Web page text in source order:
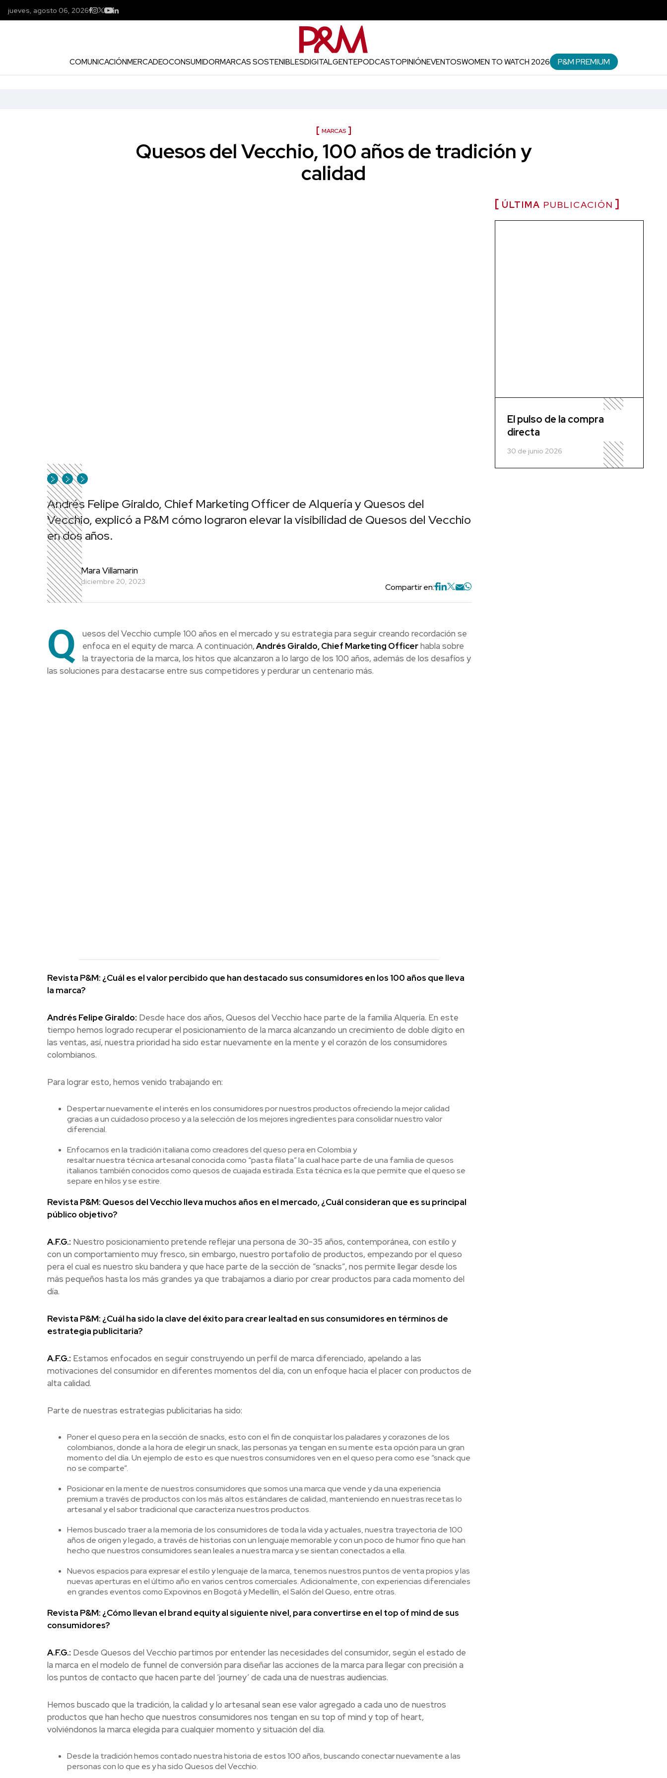
jueves, agosto 06, 2026
COMUNICACIÓNMERCADEOCONSUMIDORMARCAS SOSTENIBLESDIGITALGENTEPODCASTOPINIÓNEVENTOSWOMEN TO WATCH 2026 P&M PREMIUM
MARCAS
Quesos del Vecchio, 100 años de tradición y
calidad
Andrés Felipe Giraldo, Chief Marketing Officer de Alquería y Quesos del
Vecchio, explicó a P&M cómo lograron elevar la visibilidad de Quesos del Vecchio
en dos años.
Mara Villamarin
diciembre 20, 2023
Compartir en:
Q
uesos del Vecchio cumple 100 años en el mercado y su estrategia para seguir creando recordación se
enfoca en el equity de marca. A continuación,Andrés Giraldo, Chief Marketing Officerhabla sobre
la trayectoria de la marca, los hitos que alcanzaron a lo largo de los 100 años, además de los desafíos y
las soluciones para destacarse entre sus competidores y perdurar un centenario más.
Revista P&M: ¿Cuál es el valor percibido que han destacado sus consumidores en los 100 años que lleva
la marca?
Andrés Felipe Giraldo: Desde hace dos años, Quesos del Vecchio hace parte de la familia Alquería. En este
tiempo hemos logrado recuperar el posicionamiento de la marca alcanzando un crecimiento de doble dígito en
las ventas, así, nuestra prioridad ha sido estar nuevamente en la mente y el corazón de los consumidores
colombianos.
Para lograr esto, hemos venido trabajando en:
Despertar nuevamente el interés en los consumidores por nuestros productos ofreciendo la mejor calidad
gracias a un cuidadoso proceso y a la selección de los mejores ingredientes para consolidar nuestro valor
diferencial.
Enfocarnos en la tradición italiana como creadores del queso pera en Colombia y
resaltar nuestra técnica artesanal conocida como “pasta filata” la cual hace parte de una familia de quesos
italianos también conocidos como quesos de cuajada estirada. Esta técnica es la que permite que el queso se
separe en hilos y se estire.
Revista P&M: Quesos del Vecchio lleva muchos años en el mercado, ¿Cuál consideran que es su principal
público objetivo?
A.F.G.: Nuestro posicionamiento pretende reflejar una persona de 30-35 años, contemporánea, con estilo y
con un comportamiento muy fresco, sin embargo, nuestro portafolio de productos, empezando por el queso
pera el cual es nuestro sku bandera y que hace parte de la sección de “snacks”, nos permite llegar desde los
más pequeños hasta los más grandes ya que trabajamos a diario por crear productos para cada momento del
día.
Revista P&M: ¿Cuál ha sido la clave del éxito para crear lealtad en sus consumidores en términos de
estrategia publicitaria?
A.F.G.: Estamos enfocados en seguir construyendo un perfil de marca diferenciado, apelando a las
motivaciones del consumidor en diferentes momentos del día, con un enfoque hacia el placer con productos de
alta calidad.
Parte de nuestras estrategias publicitarias ha sido:
Poner el queso pera en la sección de snacks, esto con el fin de conquistar los paladares y corazones de los
colombianos, donde a la hora de elegir un snack, las personas ya tengan en su mente esta opción para un gran
momento del día. Un ejemplo de esto es que nuestros consumidores ven en el queso pera como ese “snack que
no se comparte”.
Posicionar en la mente de nuestros consumidores que somos una marca que vende y da una experiencia
premium a través de productos con los más altos estándares de calidad, manteniendo en nuestras recetas lo
artesanal y el sabor tradicional que caracteriza nuestros productos.
Hemos buscado traer a la memoria de los consumidores de toda la vida y actuales, nuestra trayectoria de 100
años de origen y legado, a través de historias con un lenguaje memorable y con un poco de humor fino que han
hecho que nuestros consumidores sean leales a nuestra marca y se sientan conectados a ella.
Nuevos espacios para expresar el estilo y lenguaje de la marca, tenemos nuestros puntos de venta propios y las
nuevas aperturas en el último año en varios centros comerciales. Adicionalmente, con experiencias diferenciales
en grandes eventos como Expovinos en Bogotá y Medellín, el Salón del Queso, entre otras.
Revista P&M: ¿Cómo llevan el brand equity al siguiente nivel, para convertirse en el top of mind de sus
consumidores?
A.F.G.: Desde Quesos del Vecchio partimos por entender las necesidades del consumidor, según el estado de
la marca en el modelo de funnel de conversión para diseñar las acciones de la marca para llegar con precisión a
los puntos de contacto que hacen parte del ‘journey’ de cada una de nuestras audiencias.
Hemos buscado que la tradición, la calidad y lo artesanal sean ese valor agregado a cada uno de nuestros
productos que han hecho que nuestros consumidores nos tengan en su top of mind y top of heart,
volviéndonos la marca elegida para cualquier momento y situación del día.
Desde la tradición hemos contado nuestra historia de estos 100 años, buscando conectar nuevamente a las
personas con lo que es y ha sido Quesos del Vecchio.
ÚLTIMA PUBLICACIÓN
El pulso de la compra
directa
30 de junio 2026